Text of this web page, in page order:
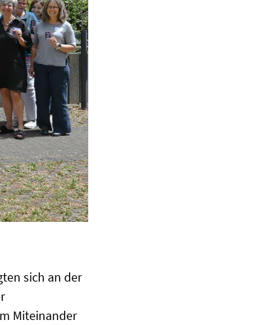
sich an der
Miteinander